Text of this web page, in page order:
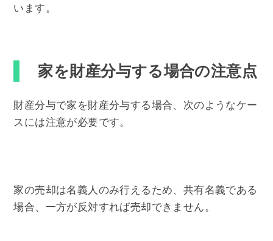
います。
家を財産分与する場合の注意点
財産分与で家を財産分与する場合、次のようなケー
スには注意が必要です。
家の売却は名義人のみ行えるため、共有名義である
場合、一方が反対すれば売却できません。